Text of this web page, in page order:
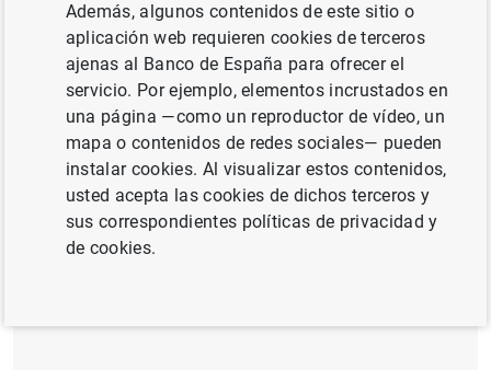
TIPOS DE CAMBIO
CRISIS MERCADO DE TRABAJO
ECONOMÍA INTERNACIONAL
Documento completo
Además, algunos contenidos de este sitio o
aplicación web requieren cookies de terceros
ajenas al Banco de España para ofrecer el
servicio. Por ejemplo, elementos incrustados en
una página —como un reproductor de vídeo, un
mapa o contenidos de redes sociales— pueden
instalar cookies. Al visualizar estos contenidos,
usted acepta las cookies de dichos terceros y
sus correspondientes políticas de privacidad y
de cookies.